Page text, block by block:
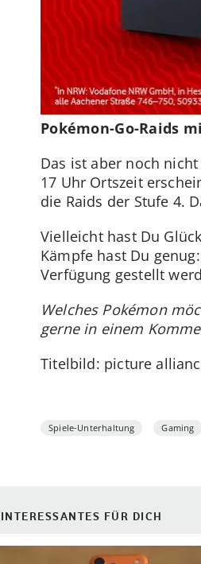
Pokémon-Go-Raids
Das ist aber noch
17 Uhr Ortszeit
die Raids der Stufe 4.
Vielleicht hast Du
Kämpfe hast Du
Verfügung gestellt
Welches Pokémon
gerne in einem
Titelbild: picture
Spiele-Unterhaltung Gaming
FÜR DICH